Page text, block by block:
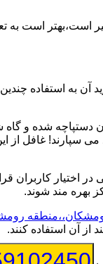
است،بهتر است به
به استفاده
شده و
می سپارند!
در اختیار
بهره مند شوند.
از آن استفاده کنند.